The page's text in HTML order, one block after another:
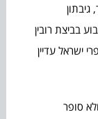
ב-29 בנובמבר, גיבתון
בביצת רובין
ישראל עדיין
סופר